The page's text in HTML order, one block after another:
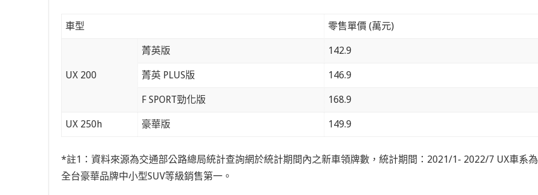
車型 零售單價 (萬元)
UX 200
菁英版 142.9
菁英 PLUS版 146.9
F SPORT勁化版 168.9
UX 250h 豪華版 149.9
*註1：資料來源為交通部公路總局統計查詢網於統計期間內之新車領牌數，統計期間：2021/1- 2022/7 UX車系為
全台豪華品牌中小型SUV等級銷售第一。